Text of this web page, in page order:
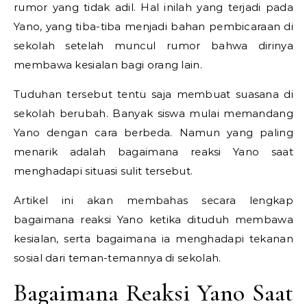
rumor yang tidak adil. Hal inilah yang terjadi pada
Yano, yang tiba-tiba menjadi bahan pembicaraan di
sekolah setelah muncul rumor bahwa dirinya
membawa kesialan bagi orang lain.
Tuduhan tersebut tentu saja membuat suasana di
sekolah berubah. Banyak siswa mulai memandang
Yano dengan cara berbeda. Namun yang paling
menarik adalah bagaimana reaksi Yano saat
menghadapi situasi sulit tersebut.
Artikel ini akan membahas secara lengkap
bagaimana reaksi Yano ketika dituduh membawa
kesialan, serta bagaimana ia menghadapi tekanan
sosial dari teman-temannya di sekolah.
Bagaimana Reaksi Yano Saat